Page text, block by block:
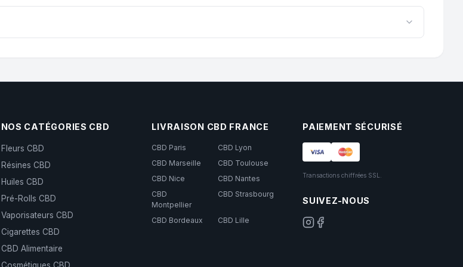
le dans au réfrigérateur après ouverture. Une bonne conservation permet de maintenir les
NOS CATÉGORIES CBD
Fleurs CBD
Résines CBD
Huiles CBD
Pré-Rolls CBD
Vaporisateurs CBD
Cigarettes CBD
CBD Alimentaire
LIVRAISON CBD FRANCE
CBD Paris
CBD Lyon
CBD Marseille
CBD Toulouse
CBD Nice
CBD Nantes
CBD
Montpellier
CBD Strasbourg
CBD Bordeaux CBD Lille
PAIEMENT SÉCURISÉ
Transactions chiffrées SSL.
SUIVEZ-NOUS